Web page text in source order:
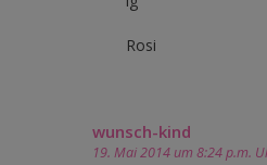
Rosi
wunsch-kind
19. Mai 2014 um 8:24 p.m.